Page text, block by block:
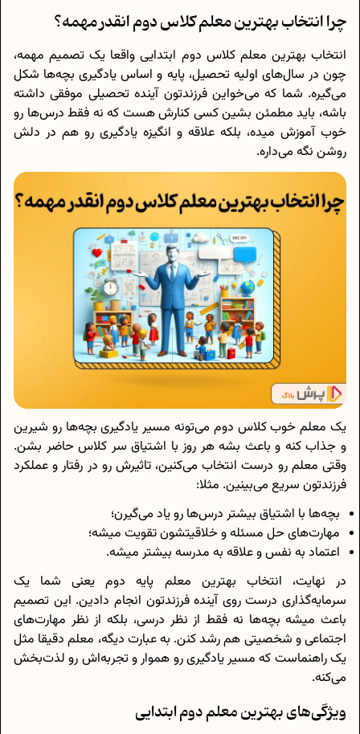
چرا انتخاب بهترین معلم کلاس دوم انقدر مهمه؟
انتخاب بهترین معلم کلاس دوم ابتدایی واقعا یک تصمیم مهمه،
چون در سال‌های اولیه تحصیل، پایه و اساس یادگیری بچه‌ها شکل
می‌گیره. شما که می‌خواین فرزندتون آینده تحصیلی موفقی داشته
باشه، باید مطمئن بشین کسی کنارش هست که نه فقط درس‌ها رو
خوب آموزش میده، بلکه علاقه و انگیزه یادگیری رو هم در دلش
روشن نگه می‌داره.
یک معلم خوب کلاس دوم می‌تونه مسیر یادگیری بچه‌ها رو شیرین
و جذاب کنه و باعث بشه هر روز با اشتیاق سر کلاس حاضر بشن.
وقتی معلم رو درست انتخاب می‌کنین، تاثیرش رو در رفتار و عملکرد
فرزندتون سریع می‌بینین. مثلا:
بچه‌ها با اشتیاق بیشتر درس‌ها رو یاد می‌گیرن؛
مهارت‌های حل مسئله و خلاقیتشون تقویت میشه؛
اعتماد به نفس و علاقه به مدرسه بیشتر میشه.
در نهایت، انتخاب بهترین معلم پایه دوم یعنی شما یک
سرمایه‌گذاری درست روی آینده فرزندتون انجام دادین. این تصمیم
باعث میشه بچه‌ها نه فقط از نظر درسی، بلکه از نظر مهارت‌های
اجتماعی و شخصیتی هم رشد کنن. به عبارت دیگه، معلم دقیقا مثل
یک راهنماست که مسیر یادگیری رو هموار و تجربه‌اش رو لذت‌بخش
می‌کنه.
ویژگی‌های بهترین معلم دوم ابتدایی